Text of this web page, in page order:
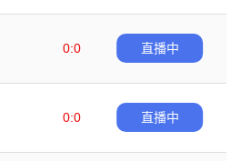
0:0
直播中
0:0
直播中